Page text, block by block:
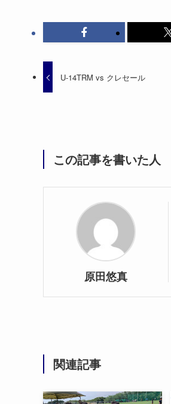
U-14TRM vs クレセール
この記事を書いた人
原田悠真
関連記事